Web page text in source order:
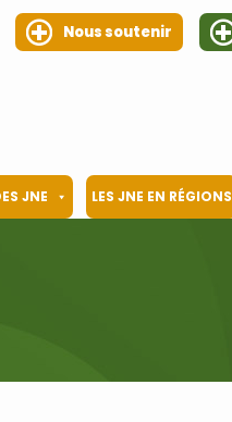
Nous soutenir
JNE LES JNE EN RÉGIONS